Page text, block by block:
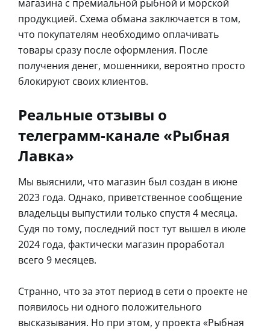
магазина с премиальной рыбной и морской
продукцией. Схема обмана заключается в том,
что покупателям необходимо оплачивать
товары сразу после оформления. После
получения денег, мошенники, вероятно просто
блокируют своих клиентов.
Реальные отзывы о
телеграмм-канале «Рыбная
Лавка»
Мы выяснили, что магазин был создан в июне
2023 года. Однако, приветственное сообщение
владельцы выпустили только спустя 4 месяца.
Судя по тому, последний пост тут вышел в июле
2024 года, фактически магазин проработал
всего 9 месяцев.
Странно, что за этот период в сети о проекте не
появилось ни одного положительного
высказывания. Но при этом, у проекта «Рыбная